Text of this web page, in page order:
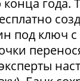
под ключ